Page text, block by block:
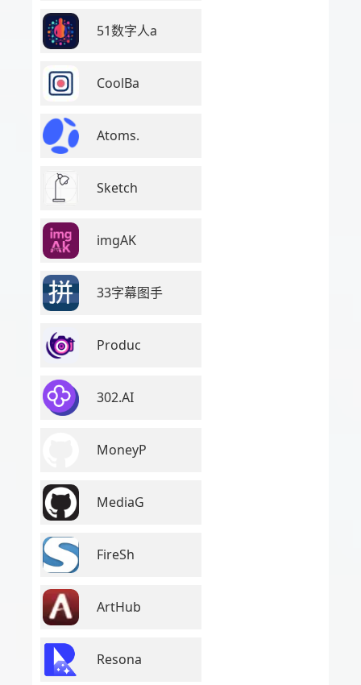
51数字人a
CoolBa
Atoms.
Sketch
imgAK
33字幕图手
Produc
302.AI
MoneyP
MediaG
FireSh
ArtHub
Resona